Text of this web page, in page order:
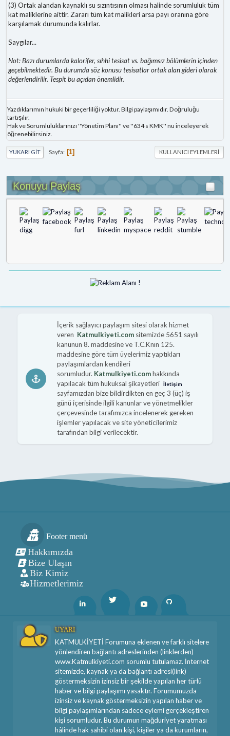
(3) Ortak alandan kaynaklı su sızıntısının olması halinde sorumluluk tüm
kat maliklerine aittir. Zararı tüm kat malikleri arsa payı oranına göre
karşılamak durumunda kalırlar.
Saygılar...
Not: Bazı durumlarda kalorifer, sıhhi tesisat vs. bağımsız bölümlerin içinden
geçebilmektedir. Bu durumda söz konusu tesisatlar ortak alan gideri olarak
değerlendirilir. Tespit bu açıdan önemlidir.
Yazdıklarımın hukuki bir geçerliliği yoktur. Bilgi paylaşımıdır. Doğruluğu
tartışılır.
Hak ve Sorumluluklarınızı ''Yönetim Planı'' ve ''634 s KMK'' nu inceleyerek
öğrenebilirsiniz.
YUKARI GIT Sayfa 1 KULLANICI EYLEMLERI
Konuyu Paylaş
İçerik sağlayıcı paylaşım sitesi olarak hizmet
veren Katmulkiyeti.comsitemizde 5651 sayılı
kanunun 8. maddesine ve T.C.Knın 125.
maddesine göre tüm üyelerimiz yaptıkları
paylaşımlardan kendileri
sorumludur. Katmulkiyeti.comhakkında
yapılacak tüm hukuksal şikayetleri İletişim
sayfamızdan bize bildirdikten en geç 3 (üç) iş
günü içerisinde ilgili kanunlar ve yönetmelikler
çerçevesinde tarafımızca incelenerek gereken
işlemler yapılacak ve site yöneticilerimiz
tarafından bilgi verilecektir.
Footer menü
Hakkımızda
Bize Ulaşın
Biz Kimiz
Hizmetlerimiz
Linkedin Twitter Youtube Github
UYARI
KATMULKİYETİ Forumuna eklenen ve farklı sitelere
yönlendiren bağlantı adreslerinden (linklerden)
www.Katmulkiyeti.com sorumlu tutulamaz. İnternet
sitemizde, kaynak ya da bağlantı adresi(link)
göstermeksizin izinsiz bir şekilde yapılan her türlü
haber ve bilgi paylaşımı yasaktır. Forumumuzda
izinsiz ve kaynak göstermeksizin yapılan haber ve
bilgi paylaşımlarından sadece eylemi gerçekleştiren
kişi sorumludur. Bu durumun mağduriyet yaratması
hâlinde hak sahibi olan kişi, kişiler ya da kurumların,